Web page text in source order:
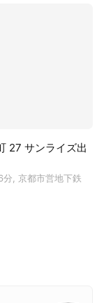
27 サンライズ出
, 京都市営地下鉄